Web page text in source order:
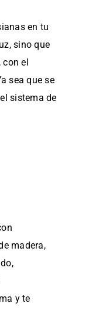
en tu
sino que
el
sea que se
sistema de
madera,
y te